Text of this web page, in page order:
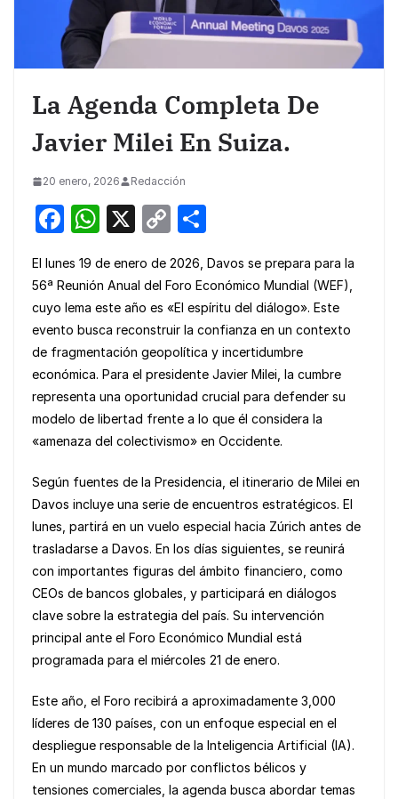
La Agenda Completa De
Javier Milei En Suiza.
20 enero, 2026 Redacción
F
c
e
b
o
o
k
W
at
s
A
p
p
X
C
p
y
Li
n
k
ar
e
El lunes 19 de enero de 2026, Davos se prepara para la
56ª Reunión Anual del Foro Económico Mundial (WEF),
cuyo lema este año es «El espíritu del diálogo». Este
evento busca reconstruir la confianza en un contexto
de fragmentación geopolítica y incertidumbre
económica. Para el presidente Javier Milei, la cumbre
representa una oportunidad crucial para defender su
modelo de libertad frente a lo que él considera la
«amenaza del colectivismo» en Occidente.
Según fuentes de la Presidencia, el itinerario de Milei en
Davos incluye una serie de encuentros estratégicos. El
lunes, partirá en un vuelo especial hacia Zúrich antes de
trasladarse a Davos. En los días siguientes, se reunirá
con importantes figuras del ámbito financiero, como
CEOs de bancos globales, y participará en diálogos
clave sobre la estrategia del país. Su intervención
principal ante el Foro Económico Mundial está
programada para el miércoles 21 de enero.
Este año, el Foro recibirá a aproximadamente 3,000
líderes de 130 países, con un enfoque especial en el
despliegue responsable de la Inteligencia Artificial (IA).
En un mundo marcado por conflictos bélicos y
tensiones comerciales, la agenda busca abordar temas